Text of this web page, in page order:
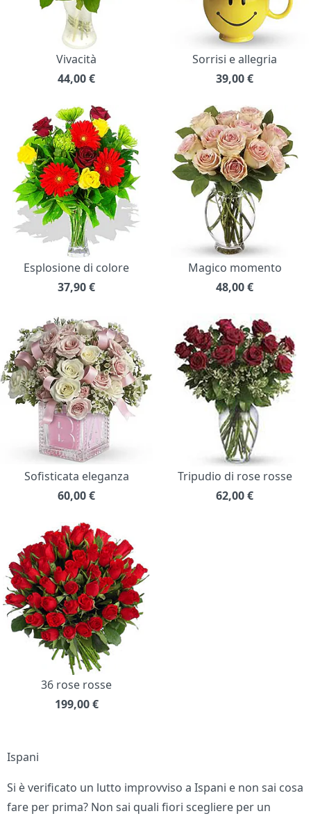
Vivacità
44,00€
Sorrisi e allegria
39,00€
Esplosione di colore
37,90€
Magico momento
48,00€
Sofisticata eleganza
60,00€
Tripudio di rose rosse
62,00€
36 rose rosse
199,00 €
Ispani
Si è verificato un lutto improvviso a Ispani e non sai cosa
fare per prima? Non sai quali fiori scegliere per un